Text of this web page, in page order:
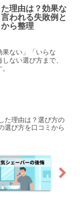
理由は？効果な
われる失敗例と
ら整理
ない」「いらな
ない選び方まで、
た理由は？選び方の
選び方を口コミから